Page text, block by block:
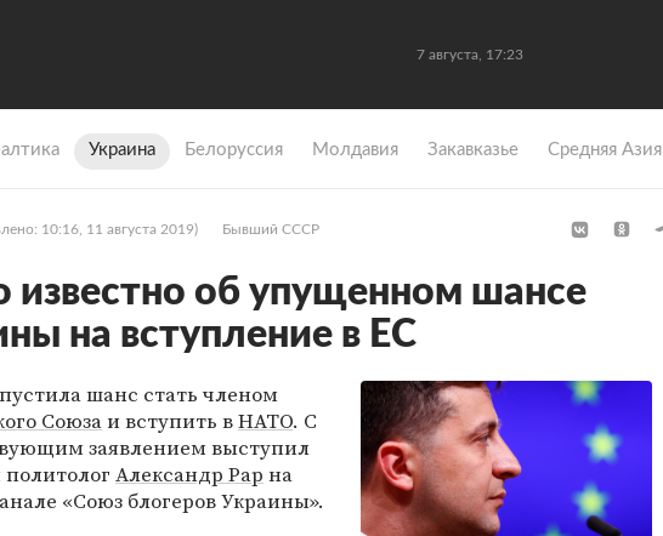
7 августа, 17:23
Украина Белоруссия Молдавия Закавказье Средняя Азия
10:16, 11 августа 2019) Бывший СССР
известно об упущенном шансе
на вступление в ЕС
шанс стать членом
Союзаи вступить вНАТО. С
заявлением выступил
Александр Рар на
«Союз блогеров Украины».